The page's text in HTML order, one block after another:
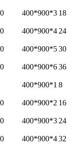
400*900*3 18
400*900*4 24
400*900*530
400*900*636
400*900*1 8
400*900*2 16
400*900*3 24
400*900*432